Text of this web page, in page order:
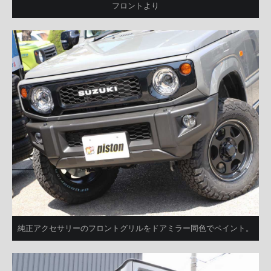
フロントより
純正アクセサリーのフロントグリルをドアミラー同色でペイント。